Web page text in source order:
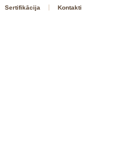
Sertifikācija Kontakti